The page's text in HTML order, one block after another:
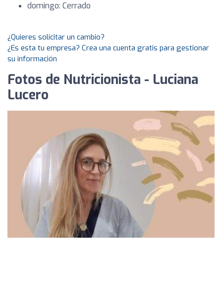
domingo: Cerrado
¿Quieres solicitar un cambio?
¿Es esta tu empresa? Crea una cuenta gratis para gestionar
su información
Fotos de Nutricionista - Luciana
Lucero